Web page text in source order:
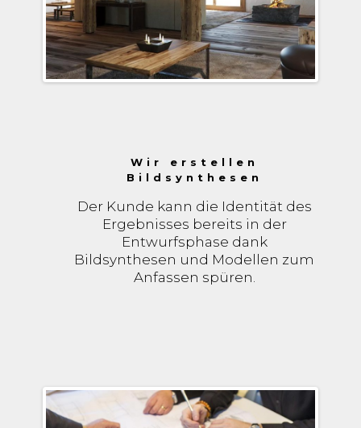
Wir erstellen
Bildsynthesen
Der Kunde kann die Identität des
Ergebnisses bereits in der
Entwurfsphase dank
Bildsynthesen und Modellen zum
Anfassen spüren.
Jede Wahl und jeder Schritt des Projekts
wird mit dem Kunden geteilt, der